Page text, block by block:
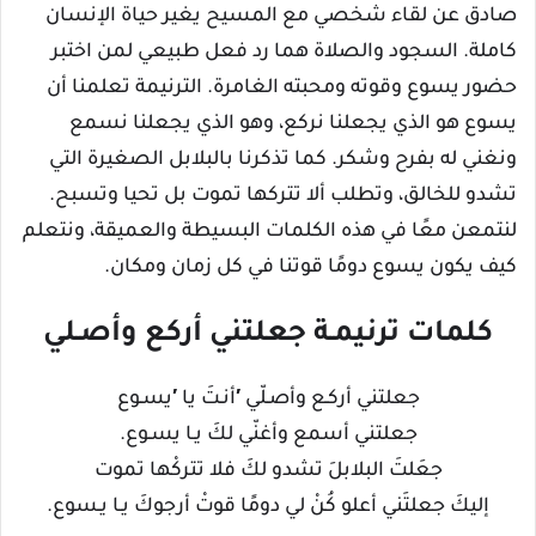
صادق عن لقاء شخصي مع المسيح يغير حياة الإنسان
كاملة. السجود والصلاة هما رد فعل طبيعي لمن اختبر
حضور يسوع وقوته ومحبته الغامرة. الترنيمة تعلمنا أن
يسوع هو الذي يجعلنا نركع، وهو الذي يجعلنا نسمع
ونغني له بفرح وشكر. كما تذكرنا بالبلابل الصغيرة التي
تشدو للخالق، وتطلب ألا تتركها تموت بل تحيا وتسبح.
لنتمعن معًا في هذه الكلمات البسيطة والعميقة، ونتعلم
كيف يكون يسوع دومًا قوتنا في كل زمان ومكان.
كلمات ترنيمـة جعلتني أركع وأصـلي
جعلتني أركـع وأصـلّي ′أنـتَ يا ′يسـوع
جعلتني أسمع وأغنّي لكَ يـا يسـوع.
جعَلتَ البلابلَ تشدو لكَ فلا تتركْها تموت
إليكَ جعلتَني أعلو كُنْ لي دومًا قوتْ أرجوكَ يـا يـسوع.